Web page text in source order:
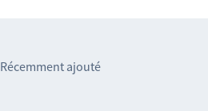
Récemment ajouté